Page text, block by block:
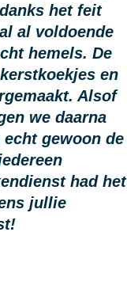
het feit
al voldoende
hemels. De
en
Alsof
we daarna
gewoon de
had het
jullie